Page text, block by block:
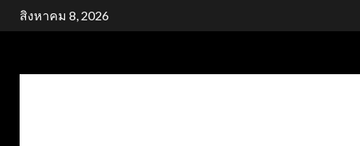
Skipสิงหาคม 8, 2026